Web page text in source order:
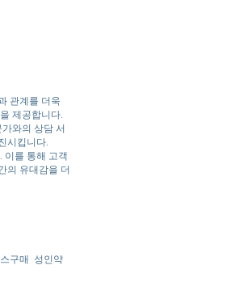
관계를 더욱
제공합니다.
와의 상담 서
시킵니다.
이를 통해 고객
의 유대감을 더
구매
성인약